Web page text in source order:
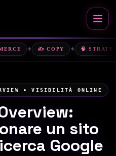
✦ ✍️ COPY ✦ 🧠 STRATEGIA ✦
• VISIBILITÀ ONLINE
un sito
Google